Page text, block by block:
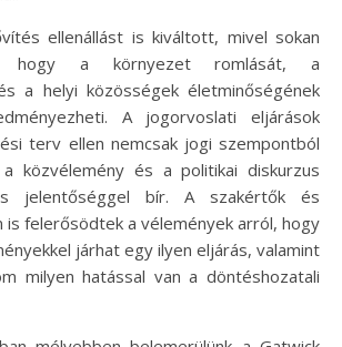
ellenállást is kiváltott, mivel sokan
hogy a környezet romlását, a
a helyi közösségek életminőségének
A jogorvoslati eljárások
terv ellen nemcsak jogi szempontból
közvélemény és a politikai diskurzus
jelentőséggel bír. A szakértők és
is felerősödtek a vélemények arról, hogy
járhat egy ilyen eljárás, valamint
milyen hatással van a döntéshozatali